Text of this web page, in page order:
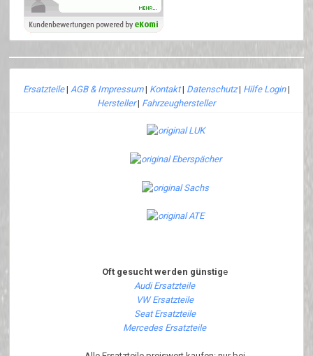
Ersatzteile| AGB & Impressum| Kontakt| Datenschutz| Hilfe Login|
Hersteller| Fahrzeughersteller
Oft gesucht werden günstige
Audi Ersatzteile
VW Ersatzteile
Seat Ersatzteile
Mercedes Ersatzteile